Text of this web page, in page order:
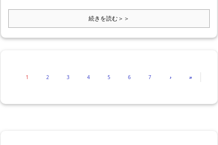
続きを読む＞＞
1 2 3 4 5 6 7 › »